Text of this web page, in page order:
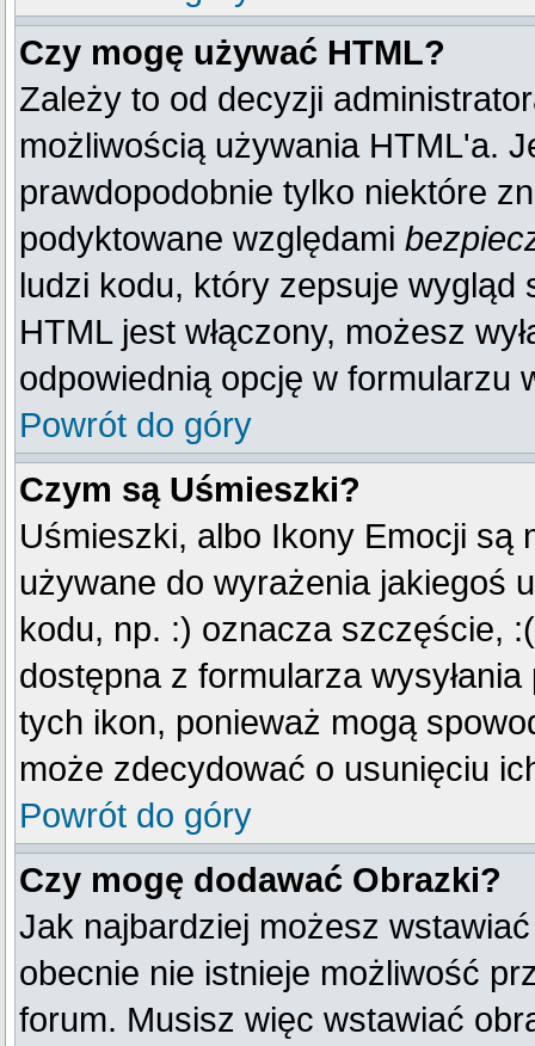
Czy mogę używać HTML?
Zależy to od decyzji
możliwością używania HTML'a.
prawdopodobnie tylko niektóre
podyktowane względami
ludzi kodu, który zepsuje wygląd
HTML jest włączony, możesz
odpowiednią opcję w formularzu
Powrót do góry
Czym są Uśmieszki?
Uśmieszki, albo Ikony Emocji są
używane do wyrażenia jakiegoś
kodu, np. :) oznacza szczęście,
dostępna z formularza
tych ikon, ponieważ mogą
może zdecydować o usunięciu
Powrót do góry
Czy mogę dodawać Obrazki?
Jak najbardziej możesz
obecnie nie istnieje możliwość
forum. Musisz więc wstawiać